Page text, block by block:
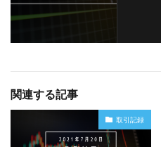
関連する記事
取引記録